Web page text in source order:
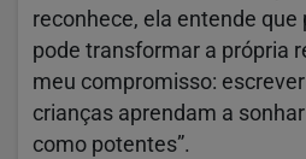
reconhece, ela entende que
pode transformar a própria
meu compromisso:
crianças aprendam a
como potentes”.